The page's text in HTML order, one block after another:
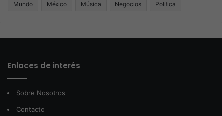
Mundo México Música Negocios Politica
Enlaces de interés
Sobre Nosotros
Contacto